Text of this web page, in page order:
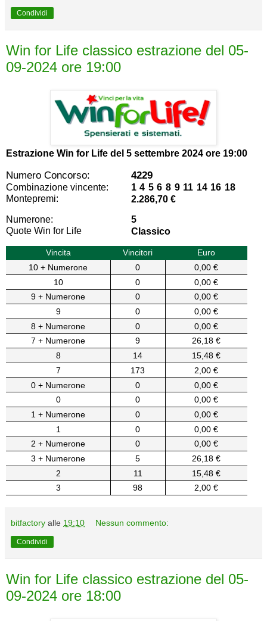
Condividi
Win for Life classico estrazione del 05-
09-2024 ore 19:00
Estrazione Win for Life del 5 settembre 2024 ore 19:00
Numero Concorso: 4229
Combinazione vincente:
1 4 5 6 8 9 11 14 16 18
Montepremi:
2.286,70 €
Numerone:
5
Quote Win for Life
Classico
Vincita Vincitori
Euro
10 + Numerone
0
0,00 €
10
0
0,00 €
9 + Numerone
0
0,00 €
9
0
0,00 €
8 + Numerone
0
0,00 €
7 + Numerone
9
26,18 €
8
14
15,48 €
7
173
2,00 €
0 + Numerone
0
0,00 €
0
0
0,00 €
1 + Numerone
0
0,00 €
1
0
0,00 €
2 + Numerone
0
0,00 €
3 + Numerone
5
26,18 €
2
11
15,48 €
3
98 2,00 €
bitfactory alle 19:10 Nessun commento:
Condividi
Win for Life classico estrazione del 05-
09-2024 ore 18:00